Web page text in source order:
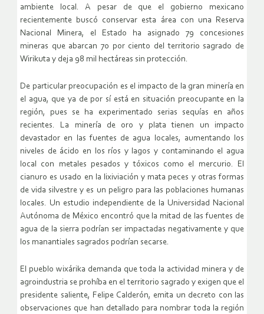
ambiente local. A pesar de que el gobierno mexicano
recientemente buscó conservar esta área con una Reserva
Nacional Minera, el Estado ha asignado 79 concesiones
mineras que abarcan 70 por ciento del territorio sagrado de
Wirikuta y deja 98 mil hectáreas sin protección.
De particular preocupación es el impacto de la gran minería en
el agua, que ya de por sí está en situación preocupante en la
región, pues se ha experimentado serias sequías en años
recientes. La minería de oro y plata tienen un impacto
devastador en las fuentes de agua locales, aumentando los
niveles de ácido en los ríos y lagos y contaminando el agua
local con metales pesados y tóxicos como el mercurio. El
cianuro es usado en la lixiviación y mata peces y otras formas
de vida silvestre y es un peligro para las poblaciones humanas
locales. Un estudio independiente de la Universidad Nacional
Autónoma de México encontró que la mitad de las fuentes de
agua de la sierra podrían ser impactadas negativamente y que
los manantiales sagrados podrían secarse.
El pueblo wixárika demanda que toda la actividad minera y de
agroindustria se prohíba en el territorio sagrado y exigen que el
presidente saliente, Felipe Calderón, emita un decreto con las
observaciones que han detallado para nombrar toda la región